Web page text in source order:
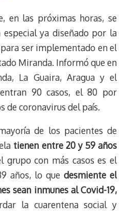
en las próximas horas, se
ya diseñado por la
ser implementado en el
Miranda. Informó que en
La Guaira, Aragua y el
90 casos, el 80 por
de coronavirus del país.
de los pacientes de
tienen entre 20 y 59 años
grupo con más casos es el
años, lo que desmiente el
sean inmunes al Covid-19,
la cuarentena social y